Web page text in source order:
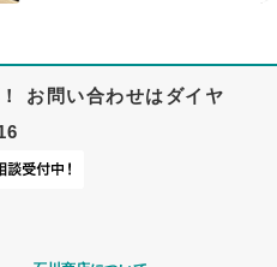
お問い合わせはダイヤ